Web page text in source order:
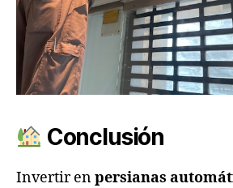
Conclusión
Invertir enpersianas